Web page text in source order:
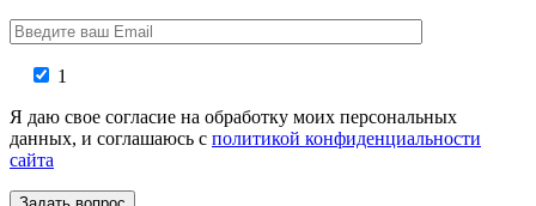
1
Я даю свое согласие на обработку моих персональных
данных, и соглашаюсь с политикой конфиденциальности
сайта